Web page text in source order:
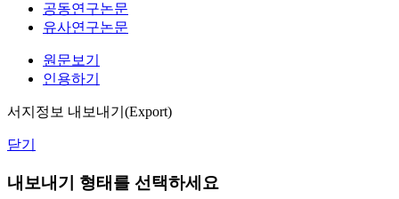
공동연구논문
유사연구논문
원문보기
인용하기
서지정보 내보내기(Export)
닫기
내보내기 형태를 선택하세요